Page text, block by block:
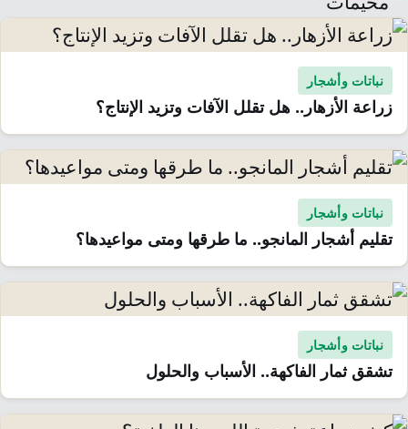
نباتات وأشجار
زراعة الأزهار.. هل تقلل الآفات وتزيد الإنتاج؟
نباتات وأشجار
تقليم أشجار المانجو.. ما طرقها ومتى مواعيدها؟
نباتات وأشجار
تشقق ثمار الفاكهة.. الأسباب والحلول